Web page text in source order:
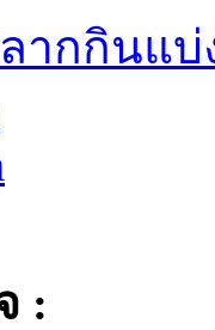
ากกินแบ่
: